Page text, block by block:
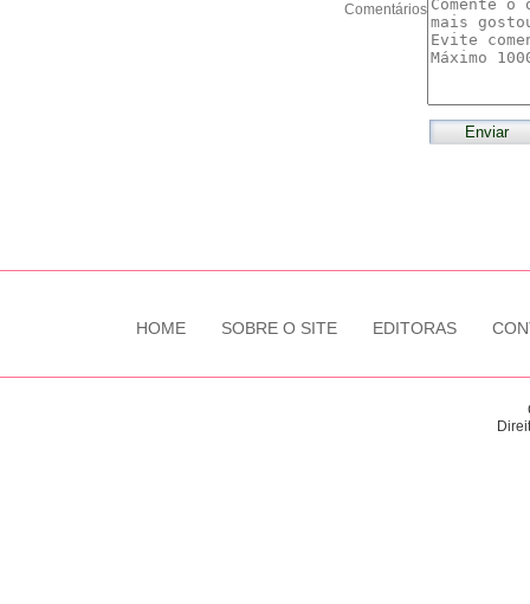
Comentários
HOME SOBRE O SITE EDITORAS